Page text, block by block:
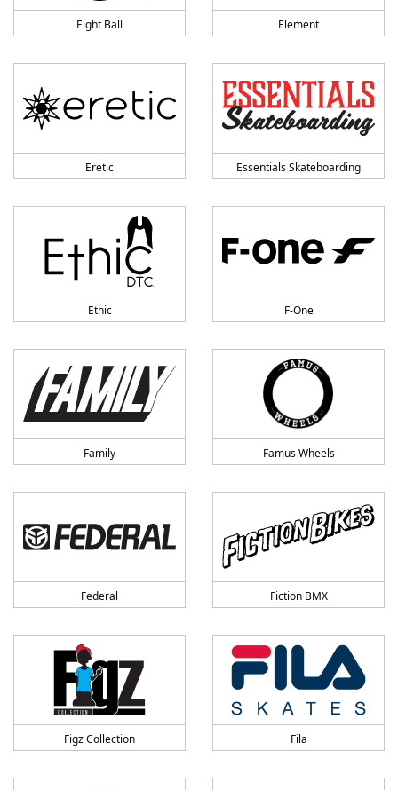
Eight Ball Element
Eretic Essentials Skateboarding
Ethic F-One
Family Famus Wheels
Federal Fiction BMX
Figz Collection Fila